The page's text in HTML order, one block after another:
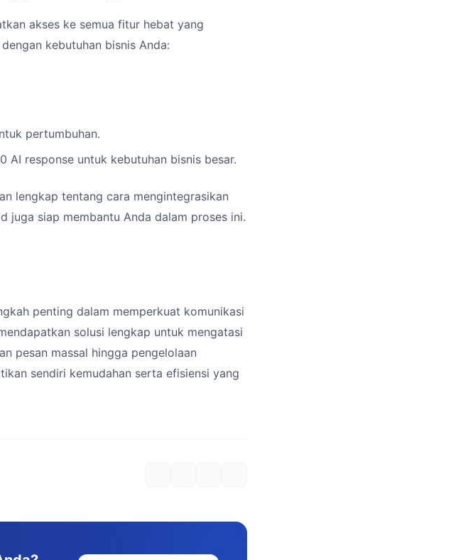
akses ke semua fitur hebat yang
kebutuhan bisnis Anda:
pertumbuhan.
AI response untuk kebutuhan bisnis besar.
lengkap tentang cara mengintegrasikan
juga siap membantu Anda dalam proses ini.
penting dalam memperkuat komunikasi
solusi lengkap untuk mengatasi
pesan massal hingga pengelolaan
sendiri kemudahan serta efisiensi yang